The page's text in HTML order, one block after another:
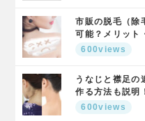
市販の脱毛（除
可能？メリット
600views
うなじと襟足の
作る方法も説明！
600views